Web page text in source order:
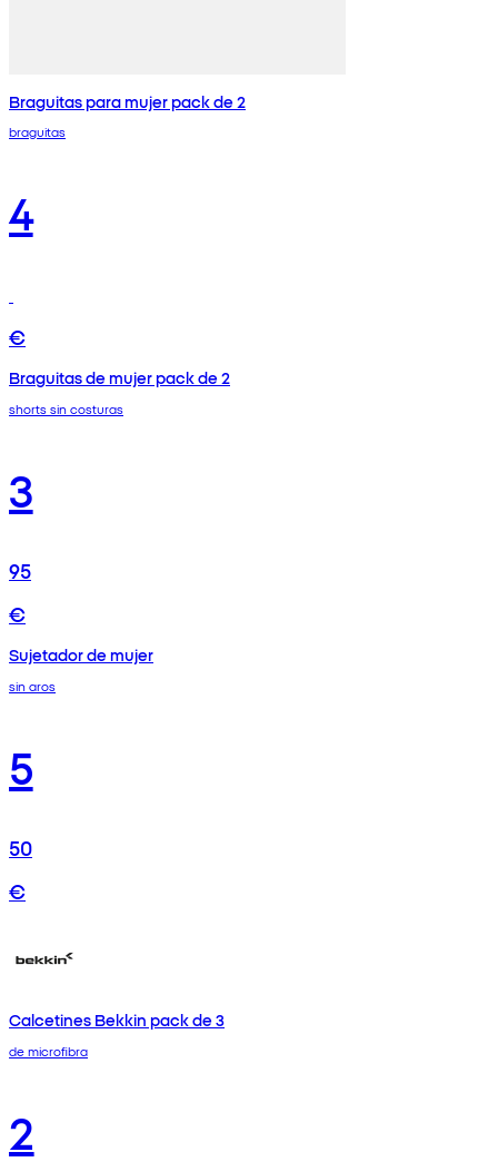
Braguitas para mujer pack de 2
braguitas
4
€
Braguitas de mujer pack de 2
shorts sin costuras
3
95
€
Sujetador de mujer
sin aros
5
50
€
Calcetines Bekkin pack de 3
de microfibra
2